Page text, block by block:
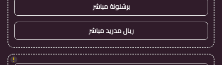
برشلونة مباشر
ريال مدريد مباشر
!